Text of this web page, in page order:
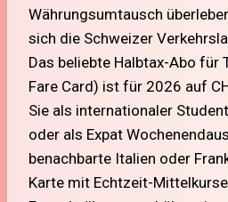
Währungsumtausch
sich die Schweizer
Das beliebte Halbtax-Abo für
Fare Card) ist für 2026 auf
Sie als internationaler
oder als Expat
benachbarte Italien oder
Karte mit Echtzeit-